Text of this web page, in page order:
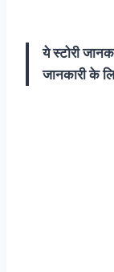
ये स्टोरी
जानकारी के